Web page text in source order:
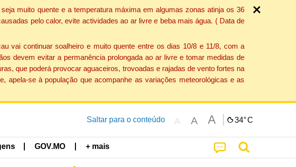
muito quente e a temperatura máxima em algumas zonas atinja os 36
pelo calor, evite actividades ao ar livre e beba mais água. ( Data de
vai continuar soalheiro e muito quente entre os dias 10/8 e 11/8, com a
devem evitar a permanência prolongada ao ar livre e tomar medidas de
que poderá provocar aguaceiros, trovoadas e rajadas de vento fortes na
apela-se à população que acompanhe as variações meteorológicas e as
Saltar para o conteúdo A A A 34°C
GOV.MO + mais